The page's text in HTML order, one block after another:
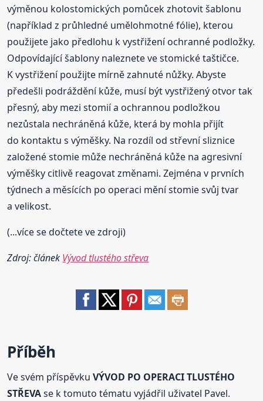
výměnou kolostomických pomůcek zhotovit šablonu
(například z průhledné umělohmotné fólie), kterou
použijete jako předlohu k vystřižení ochranné podložky.
Odpovídající šablony naleznete ve stomické taštičce.
K vystřižení použijte mírně zahnuté nůžky. Abyste
předešli podráždění kůže, musí být vystřižený otvor tak
přesný, aby mezi stomií a ochrannou podložkou
nezůstala nechráněná kůže, která by mohla přijít
do kontaktu s výměšky. Na rozdíl od střevní sliznice
založené stomie může nechráněná kůže na agresivní
výměšky citlivě reagovat změnami. Zejména v prvních
týdnech a měsících po operaci mění stomie svůj tvar
a velikost.
(...více se dočtete ve zdroji)
Zdroj: článek Vývod tlustého střeva
Příběh
Ve svém příspěvkuVÝVOD PO OPERACI TLUSTÉHO
STŘEVAse k tomuto tématu vyjádřil uživatel Pavel.